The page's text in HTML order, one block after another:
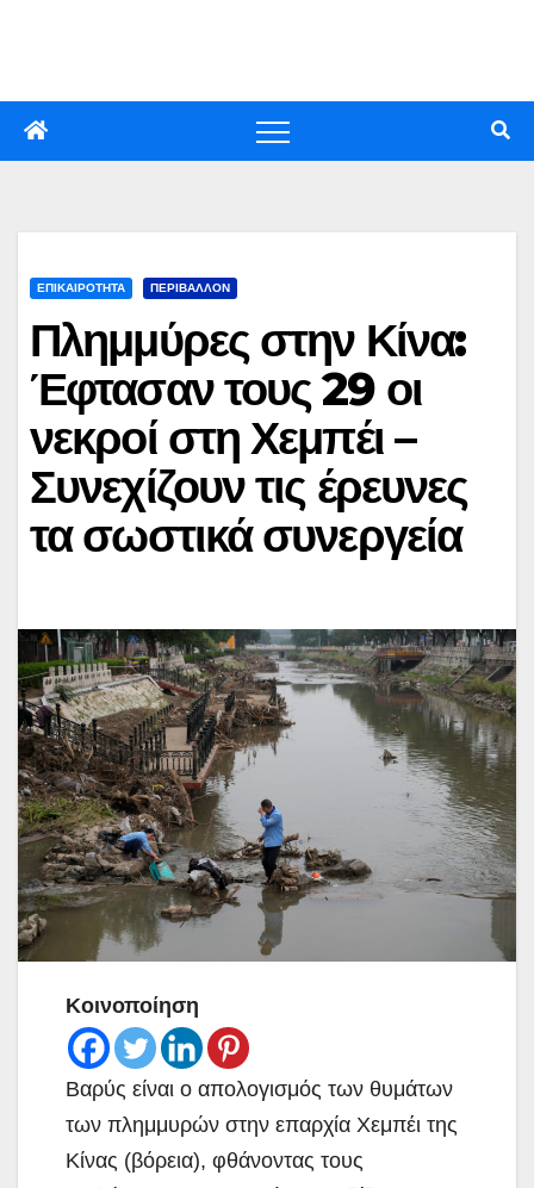
ΕΠΙΚΑΙΡΟΤΗΤΑ ΠΕΡΙΒΑΛΛΟΝ
Πλημμύρες στην Κίνα:
Έφτασαν τους 29 οι
νεκροί στη Χεμπέι –
Συνεχίζουν τις έρευνες
τα σωστικά συνεργεία
Κοινοποίηση
Βαρύς είναι ο απολογισμός των θυμάτων
των πλημμυρών στην επαρχία Χεμπέι της
Κίνας (βόρεια), φθάνοντας τους